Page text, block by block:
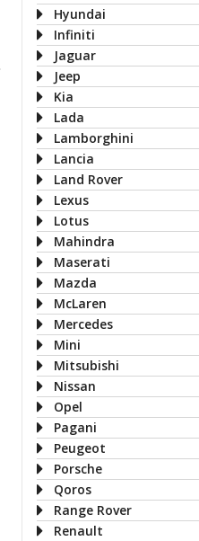
Hyundai
Infiniti
Jaguar
Jeep
Kia
Lada
Lamborghini
Lancia
Land Rover
Lexus
Lotus
Mahindra
Maserati
Mazda
McLaren
Mercedes
Mini
Mitsubishi
Nissan
Opel
Pagani
Peugeot
Porsche
Qoros
Range Rover
Renault